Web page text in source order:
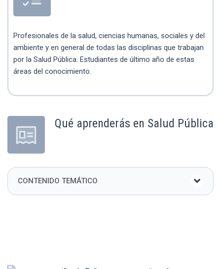
Profesionales de la salud, ciencias humanas, sociales y del
ambiente y en general de todas las disciplinas que trabajan
por la Salud Pública. Estudiantes de último año de estas
áreas del conocimiento.
Qué aprenderás en Salud Pública
CONTENIDO TEMÁTICO